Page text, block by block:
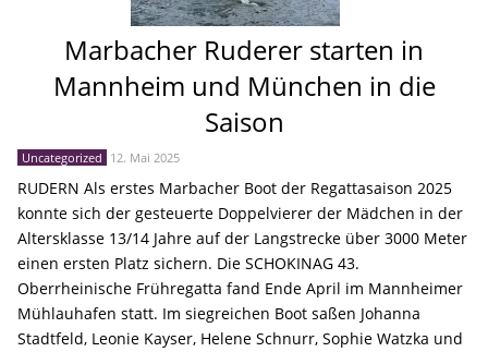
Marbacher Ruderer starten in
Mannheim und München in die
Saison
Uncategorized 12. Mai 2025
RUDERN Als erstes Marbacher Boot der Regattasaison 2025
konnte sich der gesteuerte Doppelvierer der Mädchen in der
Altersklasse 13/14 Jahre auf der Langstrecke über 3000 Meter
einen ersten Platz sichern. Die SCHOKINAG 43.
Oberrheinische Frühregatta fand Ende April im Mannheimer
Mühlauhafen statt. Im siegreichen Boot saßen Johanna
Stadtfeld, Leonie Kayser, Helene Schnurr, Sophie Watzka und